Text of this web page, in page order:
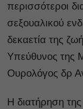
περισσότεροι
σεξουαλικού
δεκαετία της
Υπεύθυνος της
Ουρολόγος δρ
Η διατήρηση